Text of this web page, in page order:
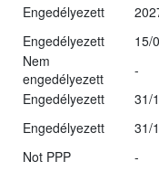
Engedélyezett
Engedélyezett
15/
Nem
engedélyezett
-
Engedélyezett
31/
Engedélyezett
31/
Not PPP
-